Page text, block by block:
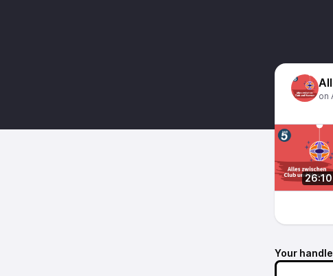
26:10
Your handle